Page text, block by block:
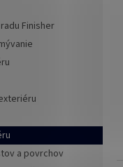
Finisher
a povrchov